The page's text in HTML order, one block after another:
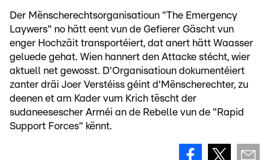
Der Mënscherechtsorganisatioun "The Emergency
Laywers" no hätt eent vun de Gefierer Gäscht vun
enger Hochzäit transportéiert, dat anert hätt Waasser
geluede gehat. Wien hannert den Attacke stécht, wier
aktuell net gewosst. D'Organisatioun dokumentéiert
zanter dräi Joer Verstéiss géint d'Mënscherechter, zu
deenen et am Kader vum Krich tëscht der
sudaneesescher Arméi an de Rebelle vun de "Rapid
Support Forces" kënnt.